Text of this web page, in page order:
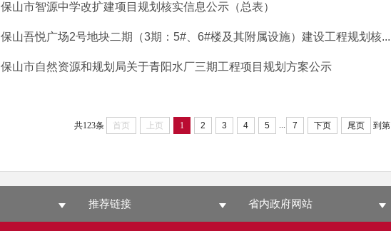
保山市智源中学改扩建项目规划核实信息公示（总表）
保山吾悦广场2号地块二期（3期：5#、6#楼及其附属设施）建设工程规划核...
保山市自然资源和规划局关于青阳水厂三期工程项目规划方案公示
共123条 首页 上页 1 2 3 4 5 ... 7 下页 尾页 到第
推荐链接 省内政府网站